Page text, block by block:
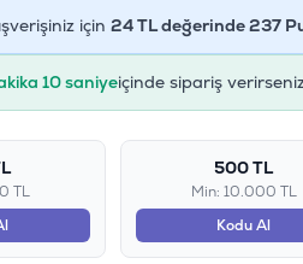
için 24TL değerinde237
09 saniyeiçinde sipariş
TL
500 TL
Min: 10.000 TL
Kodu Al